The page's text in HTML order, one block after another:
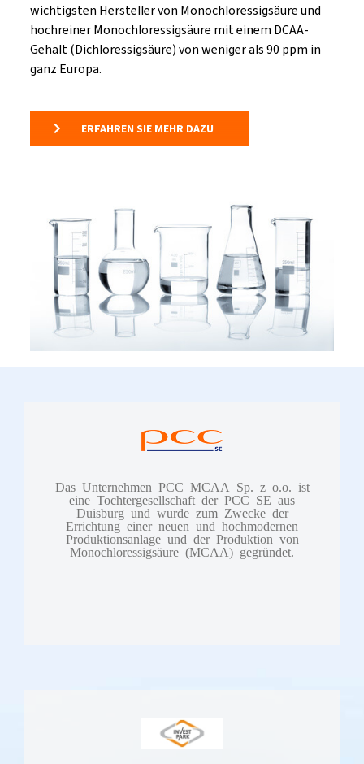
wichtigsten Hersteller von Monochloressigsäure und
hochreiner Monochloressigsäure mit einem DCAA-
Gehalt (Dichloressigsäure) von weniger als 90 ppm in
ganz Europa.
ERFAHREN SIE MEHR DAZU
Das Unternehmen PCC MCAA Sp. z o.o. ist
eine Tochtergesellschaft der PCC SE aus
Duisburg und wurde zum Zwecke der
Errichtung einer neuen und hochmodernen
Produktionsanlage und der Produktion von
Monochloressigsäure (MCAA) gegründet.